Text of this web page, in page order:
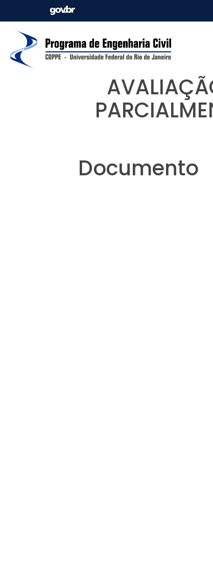
Documento